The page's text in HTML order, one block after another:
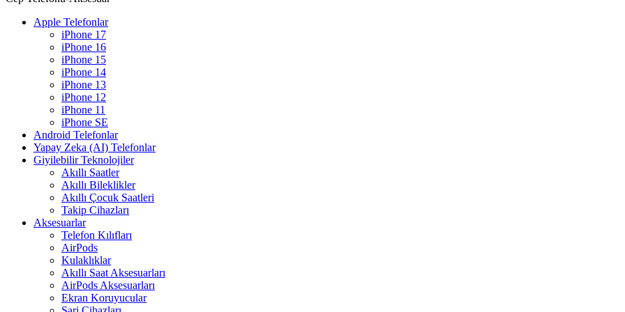
Apple Telefonlar
iPhone 17
iPhone 16
iPhone 15
iPhone 14
iPhone 13
iPhone 12
iPhone 11
iPhone SE
Android Telefonlar
Yapay Zeka (AI) Telefonlar
Giyilebilir Teknolojiler
Akıllı Saatler
Akıllı Bileklikler
Akıllı Çocuk Saatleri
Takip Cihazları
Aksesuarlar
Telefon Kılıfları
AirPods
Kulaklıklar
Akıllı Saat Aksesuarları
AirPods Aksesuarları
Ekran Koruyucular